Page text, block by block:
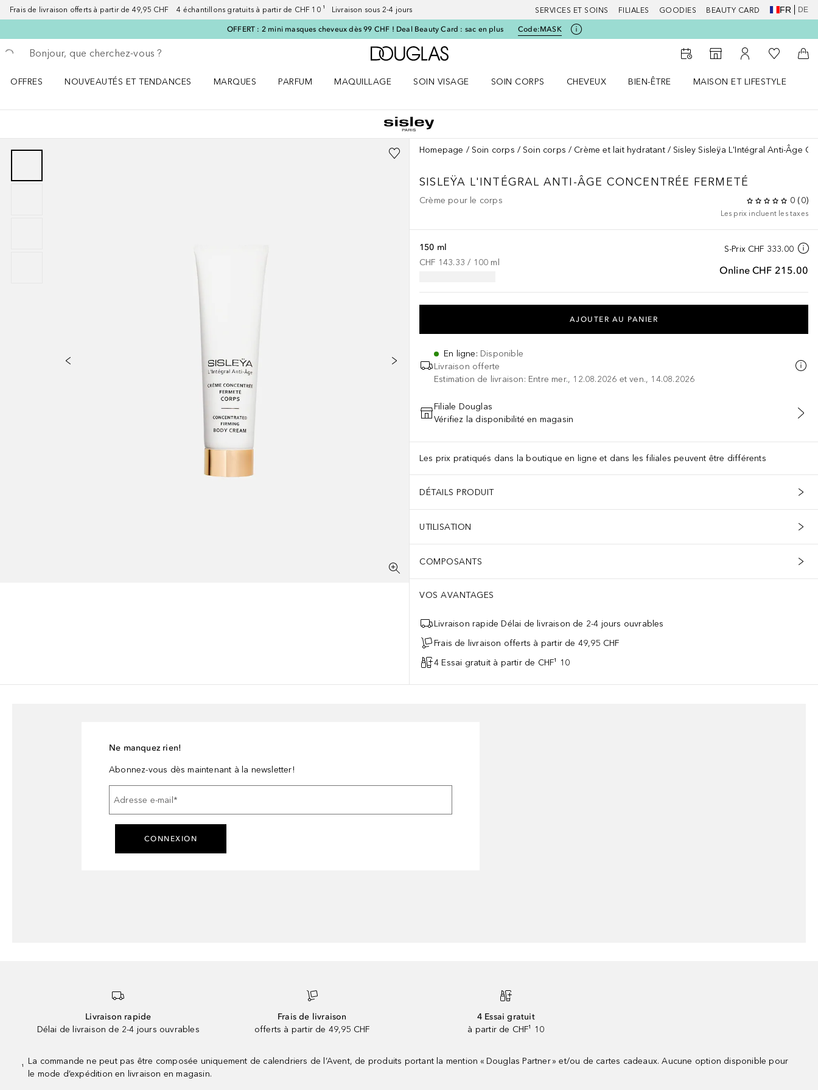
Frais de livraison offerts à partir de 49,95 CHF 4 échantillons gratuits à partir de CHF 10 ¹ Livraison sous 2-4 jours SERVICES ET SOINS FILIALES GOODIES BEAUTY CARD FR DE
OFFERT : 2 mini masques cheveux dès 99 CHF ! Deal Beauty Card : sac en plus Code:MASK
Retourner
Exécuter la recherche
Vers l'accueil Douglas
Vers le Storefinder
Vers Mon Compte
Vers Ma
OFFRES
NOUVEAUTÉS ET TENDANCES
MARQUES
PARFUM
MAQUILLAGE
SOIN VISAGE
SOIN CORPS
CHEVEUX
BIEN-ÊTRE
MAISON ET LIFESTYLE
Homepage Soin corps Soin corps Crème et lait hydratant Sisley Sisleÿa L'Intégral Anti-Âge
SISLEŸA L'INTÉGRAL ANTI-ÂGE CONCENTRÉE FERMETÉ
Crème pour le corps 0 (0)
Les prix incluent les taxes
S-Prix CHF 333.00
Online CHF 215.00
150 ml
CHF 143.33 / 100 ml
AJOUTER AU PANIER
En ligne: Disponible
Livraison offerte
Estimation de livraison: Entre mer., 12.08.2026 et ven., 14.08.2026
Filiale Douglas
Vérifiez la disponibilité en magasin
Les prix pratiqués dans la boutique en ligne et dans les filiales peuvent être différents
DÉTAILS PRODUIT
UTILISATION
COMPOSANTS
VOS AVANTAGES
Livraison rapide Délai de livraison de 2-4 jours ouvrables
Frais de livraison offerts à partir de 49,95 CHF
4 Essai gratuit à partir de CHF¹ 10
Ne manquez rien!
Abonnez-vous dès maintenant à la newsletter!
Adresse e-mail *
CONNEXION
Livraison rapide
Délai de livraison de 2-4 jours ouvrables
Frais de livraison
offerts à partir de 49,95 CHF
4 Essai gratuit
à partir de CHF¹ 10
¹
La commande ne peut pas être composée uniquement de calendriers de l’Avent, de produits portant la mention « Douglas Partner » et/ou de cartes cadeaux. Aucune option disponible pour
le mode d’expédition en livraison en magasin.